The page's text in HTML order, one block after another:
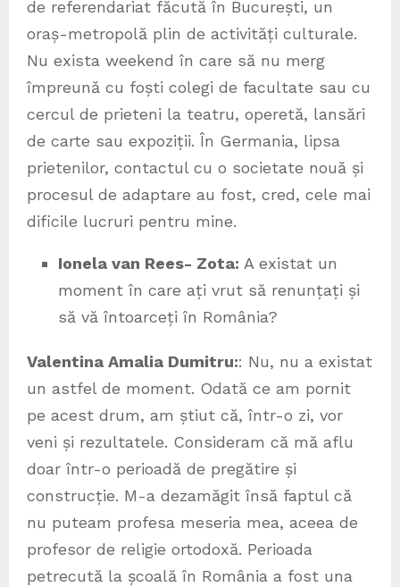
de referendariat făcută în București, un
oraș-metropolă plin de activități culturale.
Nu exista weekend în care să nu merg
împreună cu foști colegi de facultate sau cu
cercul de prieteni la teatru, operetă, lansări
de carte sau expoziții. În Germania, lipsa
prietenilor, contactul cu o societate nouă și
procesul de adaptare au fost, cred, cele mai
dificile lucruri pentru mine.
Ionela van Rees- Zota: A existat un
moment în care ați vrut să renunțați și
să vă întoarceți în România?
Valentina Amalia Dumitru:: Nu, nu a existat
un astfel de moment. Odată ce am pornit
pe acest drum, am știut că, într-o zi, vor
veni și rezultatele. Consideram că mă aflu
doar într-o perioadă de pregătire și
construcție. M-a dezamăgit însă faptul că
nu puteam profesa meseria mea, aceea de
profesor de religie ortodoxă. Perioada
petrecută la școală în România a fost una